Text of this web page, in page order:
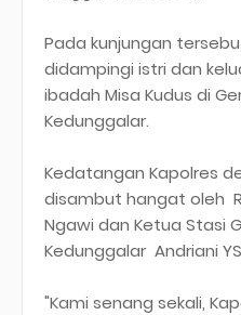
Pada kunjungan
didampingi istri dan
ibadah Misa Kudus di
Kedunggalar.
Kedatangan Kapolres
disambut hangat oleh
Ngawi dan Ketua Stasi
Kedunggalar Andriani
"Kami senang sekali,